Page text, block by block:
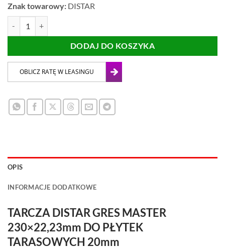
Znak towarowy: DISTAR
DODAJ DO KOSZYKA
OPIS
INFORMACJE DODATKOWE
TARCZA DISTAR GRES MASTER
230×22,23mm DO PŁYTEK
TARASOWYCH 20mm